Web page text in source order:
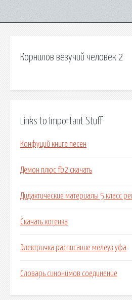
Корнилов везучий человек 2
Links to Important Stuff
Конфуций книга песен
Демон плюс fb2 скачать
Дидактические материалы 5 класс
Скачать котенка
Электричка расписание мелеуз уфа
Словарь синонимов соединение